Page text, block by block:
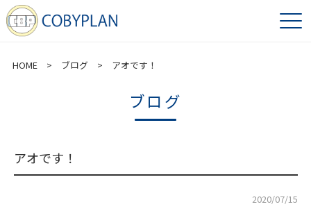
HOME> ブログ > アオです！
ブログ
アオです！
2020/07/15